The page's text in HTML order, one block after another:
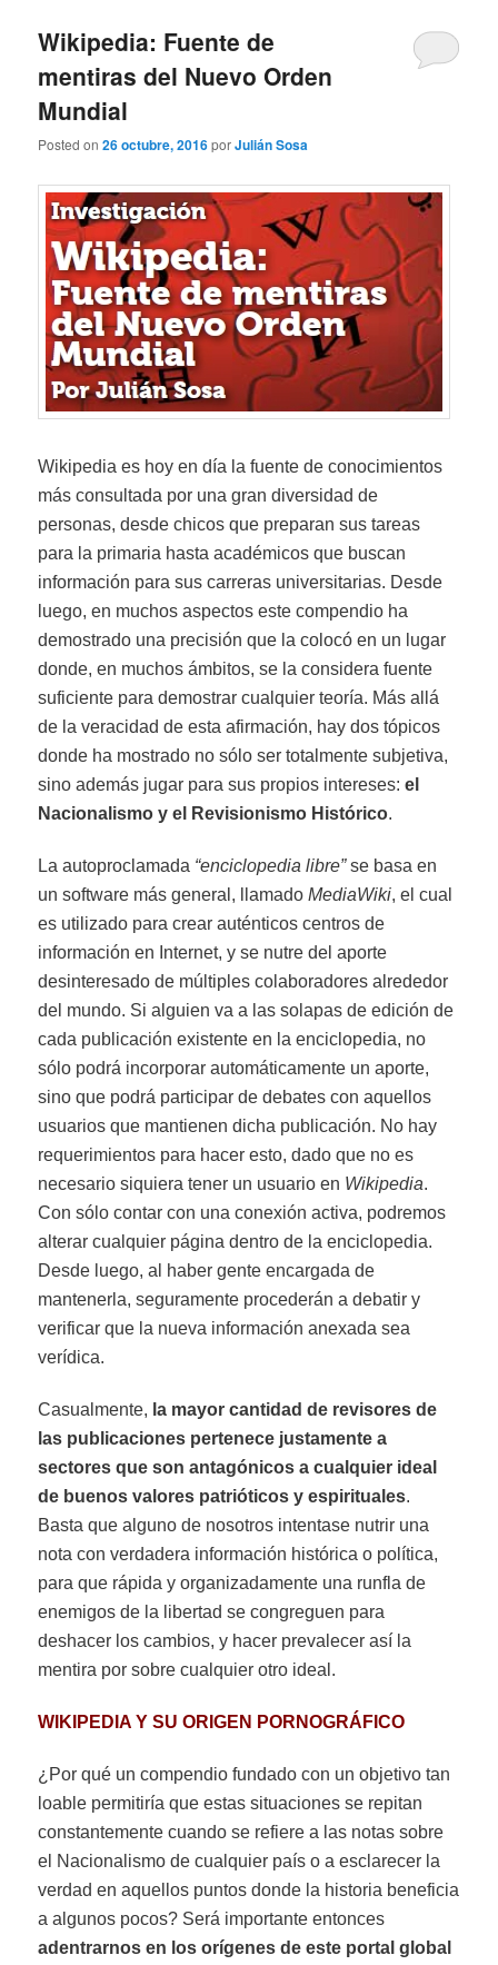
Wikipedia: Fuente de
mentiras del Nuevo Orden
Mundial
Posted on26 octubre, 2016porJulián Sosa
Wikipedia es hoy en día la fuente de conocimientos
más consultada por una gran diversidad de
personas, desde chicos que preparan sus tareas
para la primaria hasta académicos que buscan
información para sus carreras universitarias. Desde
luego, en muchos aspectos este compendio ha
demostrado una precisión que la colocó en un lugar
donde, en muchos ámbitos, se la considera fuente
suficiente para demostrar cualquier teoría. Más allá
de la veracidad de esta afirmación, hay dos tópicos
donde ha mostrado no sólo ser totalmente subjetiva,
sino además jugar para sus propios intereses:el
Nacionalismo y el Revisionismo Histórico.
La autoproclamada “enciclopedia libre”se basa en
un software más general, llamadoMediaWiki, el cual
es utilizado para crear auténticos centros de
información en Internet, y se nutre del aporte
desinteresado de múltiples colaboradores alrededor
del mundo. Si alguien va a las solapas de edición de
cada publicación existente en la enciclopedia, no
sólo podrá incorporar automáticamente un aporte,
sino que podrá participar de debates con aquellos
usuarios que mantienen dicha publicación. No hay
requerimientos para hacer esto, dado que no es
necesario siquiera tener un usuario en Wikipedia.
Con sólo contar con una conexión activa, podremos
alterar cualquier página dentro de la enciclopedia.
Desde luego, al haber gente encargada de
mantenerla, seguramente procederán a debatir y
verificar que la nueva información anexada sea
verídica.
Casualmente, la mayor cantidad de revisores de
las publicaciones pertenece justamente a
sectores que son antagónicos a cualquier ideal
de buenos valores patrióticos y espirituales.
Basta que alguno de nosotros intentase nutrir una
nota con verdadera información histórica o política,
para que rápida y organizadamente una runfla de
enemigos de la libertad se congreguen para
deshacer los cambios, y hacer prevalecer así la
mentira por sobre cualquier otro ideal.
WIKIPEDIA Y SU ORIGEN PORNOGRÁFICO
¿Por qué un compendio fundado con un objetivo tan
loable permitiría que estas situaciones se repitan
constantemente cuando se refiere a las notas sobre
el Nacionalismo de cualquier país o a esclarecer la
verdad en aquellos puntos donde la historia beneficia
a algunos pocos? Será importante entonces
adentrarnos en los orígenes de este portal global